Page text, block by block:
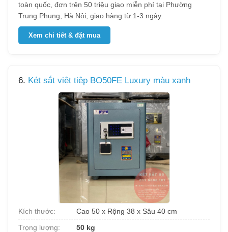
toàn quốc, đơn trên 50 triệu giao miễn phí tại Phường
Trung Phụng, Hà Nội, giao hàng từ 1-3 ngày.
Xem chi tiết & đặt mua
6. Két sắt việt tiệp BO50FE Luxury màu xanh
Kích thước:
Cao 50 x Rộng 38 x Sâu 40 cm
Trọng lượng:
50 kg